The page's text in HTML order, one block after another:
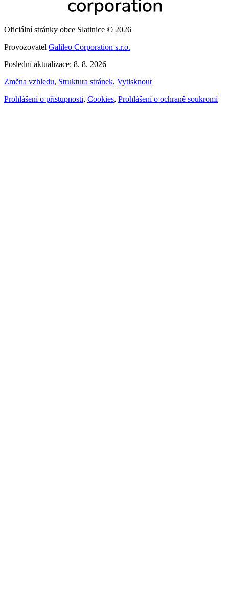
Oficiální stránky obce Slatinice © 2026
Provozovatel Galileo Corporation s.r.o.
Poslední aktualizace: 8. 8. 2026
Změna vzhledu, Struktura stránek, Vytisknout
Prohlášení o přístupnosti, Cookies, Prohlášení o ochraně soukromí